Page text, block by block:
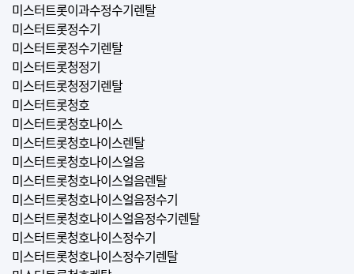
미스터트롯이과수정수기렌탈
미스터트롯정수기
미스터트롯정수기렌탈
미스터트롯청정기
미스터트롯청정기렌탈
미스터트롯청호
미스터트롯청호나이스
미스터트롯청호나이스렌탈
미스터트롯청호나이스얼음
미스터트롯청호나이스얼음렌탈
미스터트롯청호나이스얼음정수기
미스터트롯청호나이스얼음정수기렌탈
미스터트롯청호나이스정수기
미스터트롯청호나이스정수기렌탈